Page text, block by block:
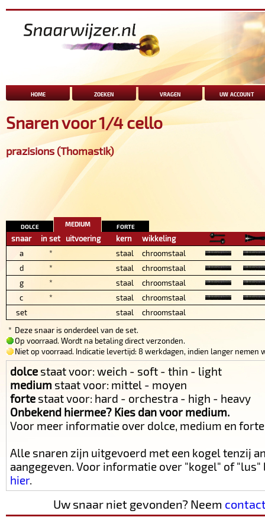
home zoeken vragen uw account
Snaren voor 1/4 cello
prazisions (Thomastik)
dolce medium forte
snaar in set uitvoering kern
wikkeling
a
* staal
chroomstaal
d
* staal
chroomstaal
g
* staal
chroomstaal
c
* staal
chroomstaal
set
staal
chroomstaal
* Deze snaar is onderdeel van de set.
Op voorraad. Wordt na betaling direct verzonden.
Niet op voorraad. Indicatie levertijd: 8 werkdagen, indien langer nemen
dolce staat voor: weich - soft - thin - light
medium staat voor: mittel - moyen
forte staat voor: hard - orchestra - high - heavy
Onbekend hiermee? Kies dan voor medium.
Voor meer informatie over dolce, medium en
Alle snaren zijn uitgevoerd met een kogel tenzij
aangegeven. Voor informatie over "kogel" of
hier.
Uw snaar niet gevonden? Neem